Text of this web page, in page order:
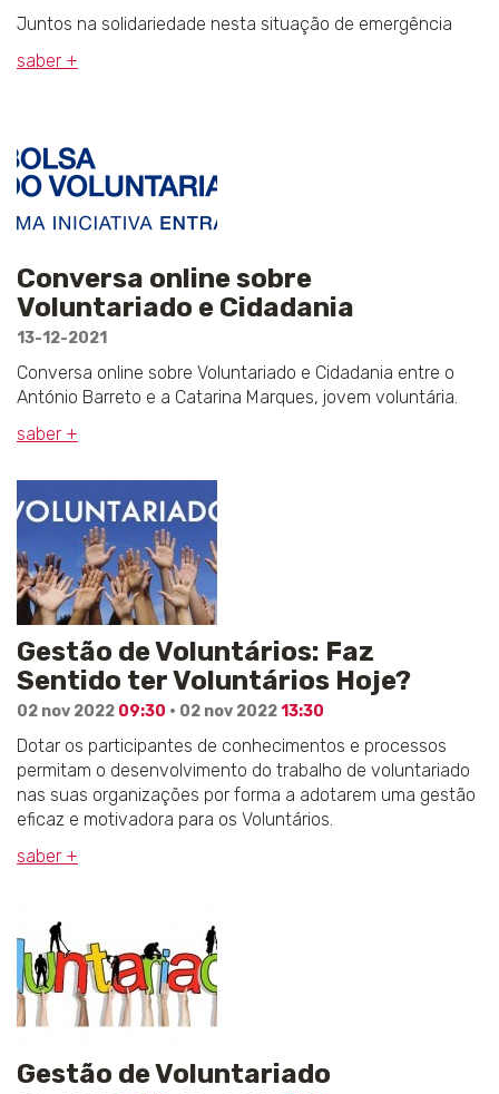
Juntos na solidariedade nesta situação de emergência
saber +
Conversa online sobre
Voluntariado e Cidadania
13-12-2021
Conversa online sobre Voluntariado e Cidadania entre o
António Barreto e a Catarina Marques, jovem voluntária.
saber +
Gestão de Voluntários: Faz
Sentido ter Voluntários Hoje?
02 nov 2022 09:30 · 02 nov 202213:30
Dotar os participantes de conhecimentos e processos
permitam o desenvolvimento do trabalho de voluntariado
nas suas organizações por forma a adotarem uma gestão
eficaz e motivadora para os Voluntários.
saber +
Gestão de Voluntariado